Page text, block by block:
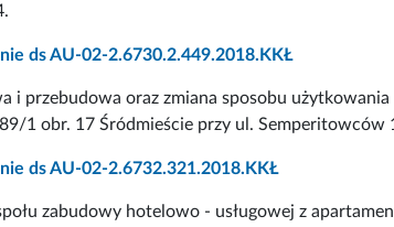
ds AU-02-2.6730.2.449.2018.KKŁ
i przebudowa oraz zmiana sposobu
1 obr. 17 Śródmieście przy ul.
ds AU-02-2.6732.321.2018.KKŁ
zabudowy hotelowo - usługowej z